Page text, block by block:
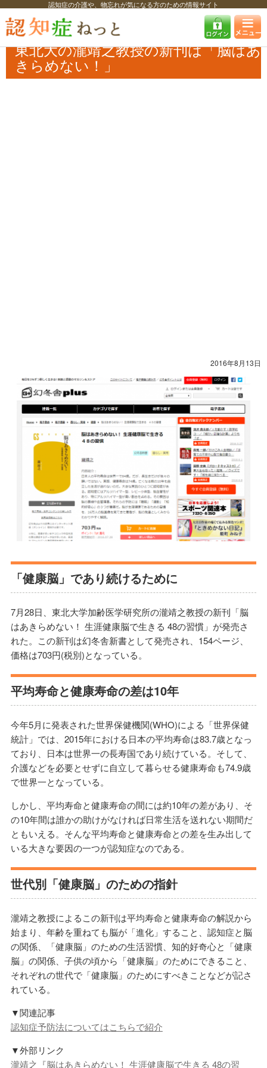
認知症の介護や、物忘れが気になる方のための情報サイト
認知症ねっと 認知症最新ニュース 予防・改善
東北大の瀧靖之教授の
新刊は「脳はあきらめない！」
東北大の瀧靖之教授の新刊は「脳はあ
きらめない！」
2016年8月13日
「健康脳」であり続けるために
7月28日、東北大学加齢医学研究所の瀧靖之教授の新刊「脳
はあきらめない！ 生涯健康脳で生きる 48の習慣」が発売さ
れた。この新刊は幻冬舎新書として発売され、154ページ、
価格は703円(税別)となっている。
平均寿命と健康寿命の差は10年
今年5月に発表された世界保健機関(WHO)による「世界保健
統計」では、2015年における日本の平均寿命は83.7歳となっ
ており、日本は世界一の長寿国であり続けている。そして、
介護などを必要とせずに自立して暮らせる健康寿命も74.9歳
で世界一となっている。
しかし、平均寿命と健康寿命の間には約10年の差があり、そ
の10年間は誰かの助けがなければ日常生活を送れない期間だ
ともいえる。そんな平均寿命と健康寿命との差を生み出して
いる大きな要因の一つが認知症なのである。
世代別「健康脳」のための指針
瀧靖之教授によるこの新刊は平均寿命と健康寿命の解説から
始まり、年齢を重ねても脳が「進化」すること、認知症と脳
の関係、「健康脳」のための生活習慣、知的好奇心と「健康
脳」の関係、子供の頃から「健康脳」のためにできること、
それぞれの世代で「健康脳」のためにすべきことなどが記さ
れている。
▼関連記事
認知症予防法についてはこちらで紹介
▼外部リンク
瀧靖之『脳はあきらめない！ 生涯健康脳で生きる 48の習